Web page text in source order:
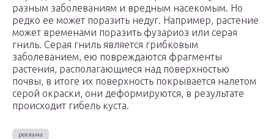
разным заболеваниям и вредным насекомым. Но
редко ее может поразить недуг. Например, растение
может временами поразить фузариоз или серая
гниль. Серая гниль является грибковым
заболеванием, ею повреждаются фрагменты
растения, располагающиеся над поверхностью
почвы, в итоге их поверхность покрывается налетом
серой окраски, они деформируются, в результате
происходит гибель куста.